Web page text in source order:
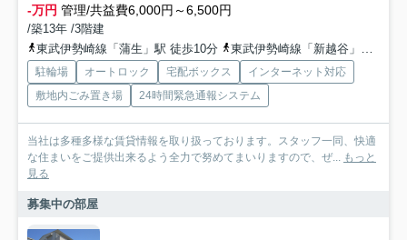
-万円 管理/共益費6,000円～6,500円
/築13年 /3階建
東武伊勢崎線「蒲生」駅 徒歩10分
東武伊勢崎線「新越谷」駅 徒歩22分
駐輪場 オートロック 宅配ボックス
インターネット対応
敷地内ごみ置き場
24時間緊急通報システム
当社は多種多様な賃貸情報を取り扱っております。スタッフ一同、快適
な住まいをご提供出来るよう全力で努めてまいりますので、ぜ... もっと
見る
募集中の部屋